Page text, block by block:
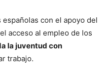
con el apoyo del
acceso al empleo de los
la juventud con
trabajo.